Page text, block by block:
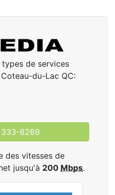
de services
du-Lac QC:
8269
des vitesses de
jusqu'à 200 Mbps.